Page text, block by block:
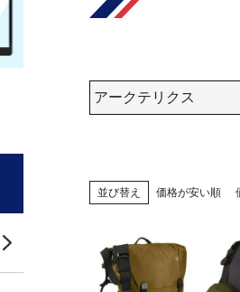
アークテリクス
並び替え 価格が安い順